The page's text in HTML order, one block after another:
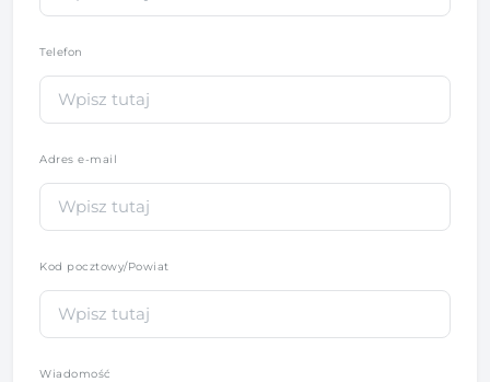
Telefon
Adres e-mail
Kod pocztowy/Powiat
Wiadomość